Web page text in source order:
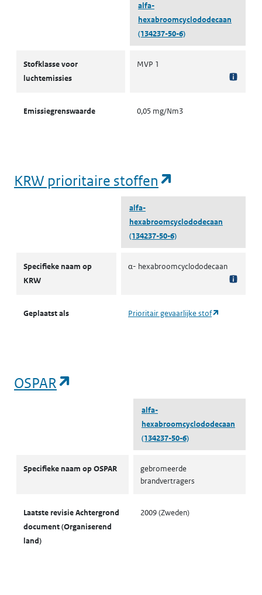
alfa-
hexabroomcyclododecaan
(134237-50-6)
Stofklasse voor
luchtemissies
MVP 1
Emissiegrenswaarde 0,05 mg/Nm3
KRW prioritaire stoffen
alfa-
hexabroomcyclododecaan
(134237-50-6)
Specifieke naam op
KRW
α- hexabroomcyclododecaan
Geplaatst als Prioritair gevaarlijke stof
OSPAR
alfa-
hexabroomcyclododecaan
(134237-50-6)
Specifieke naam op OSPAR
gebromeerde
brandvertragers
Laatste revisie Achtergrond
document (Organiserend
land)
2009 (Zweden)